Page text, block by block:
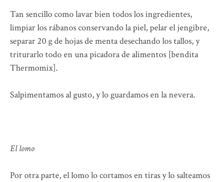
Tan sencillo como lavar bien todos los ingredientes,
limpiar los rábanos conservando la piel, pelar el jengibre,
separar 20 g de hojas de menta desechando los tallos, y
triturarlo todo en una picadora de alimentos [bendita
Thermomix].
Salpimentamos al gusto, y lo guardamos en la nevera.
El lomo
Por otra parte, el lomo lo cortamos en tiras y lo salteamos